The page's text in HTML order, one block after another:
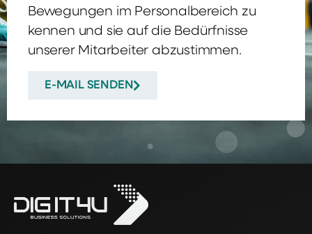
Bewegungen im Personalbereich zu
kennen und sie auf die Bedürfnisse
unserer Mitarbeiter abzustimmen.
E-MAIL SENDEN